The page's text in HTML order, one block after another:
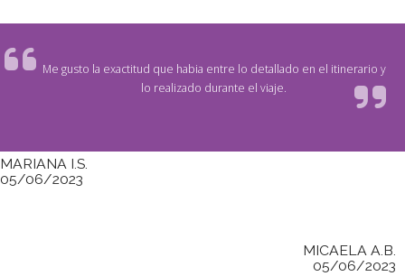
Me gusto la exactitud que habia entre lo detallado en el itinerario y
lo realizado durante el viaje.
MARIANA I.S.
05/06/2023
MICAELA A.B.
05/06/2023